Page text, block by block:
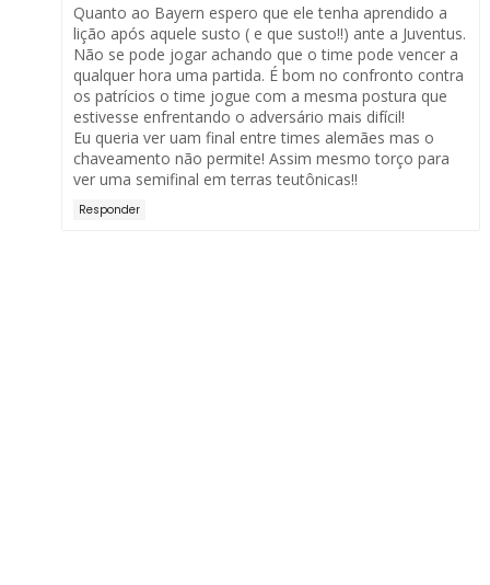
Quanto ao Bayern espero que ele tenha aprendido a
lição após aquele susto ( e que susto!!) ante a Juventus.
Não se pode jogar achando que o time pode vencer a
qualquer hora uma partida. É bom no confronto contra
os patrícios o time jogue com a mesma postura que
estivesse enfrentando o adversário mais difícil!
Eu queria ver uam final entre times alemães mas o
chaveamento não permite! Assim mesmo torço para
ver uma semifinal em terras teutônicas!!
Responder